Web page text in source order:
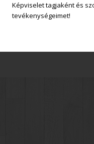
Képviselet tagjaként és
tevékenységeimet!